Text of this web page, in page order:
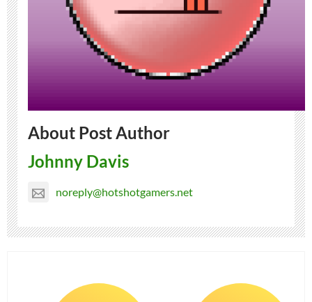
About Post Author
Johnny Davis
noreply@hotshotgamers.net